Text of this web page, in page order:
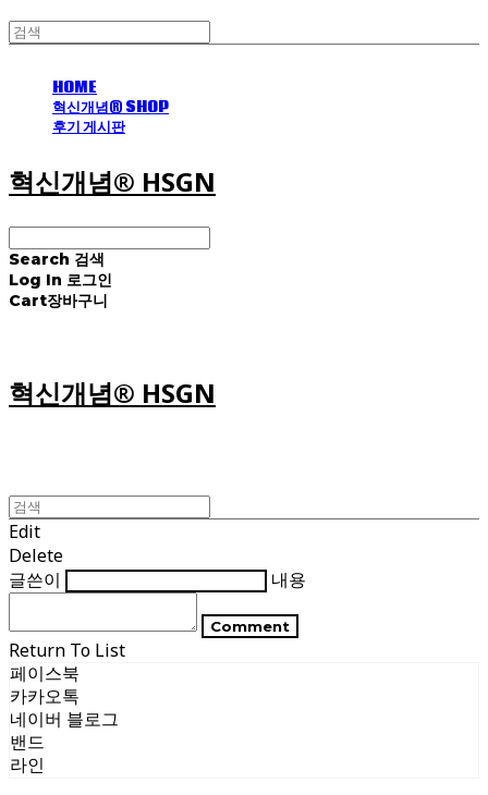
HOME
혁신개념® SHOP
후기 게시판
혁신개념® HSGN
Search 검색
Log In 로그인
Cart장바구니
혁신개념® HSGN
Edit
Delete
글쓴이
내용
Comment
Return To List
페이스북
카카오톡
네이버 블로그
밴드
라인